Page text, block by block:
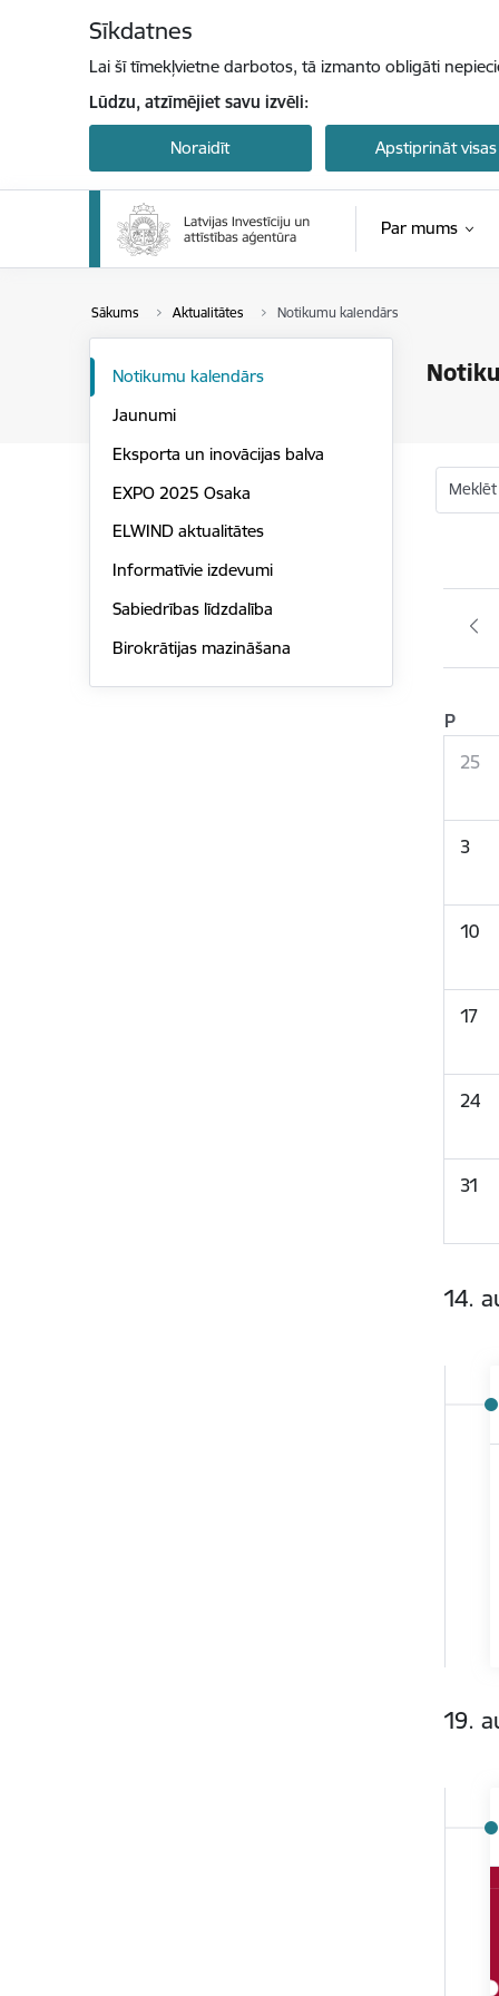
Sīkdatnes
Lai šī tīmekļvietne darbotos, tā izmanto obligāti
Lūdzu, atzīmējiet savu izvēli:
Noraidīt Apstiprināt visas
Par mums
Sākums Aktualitātes Notikumu kalendārs
Notikumu kalendārs
Jaunumi
Eksporta un inovācijas balva
EXPO 2025 Osaka
ELWIND aktualitātes
Informatīvie izdevumi
Sabiedrības līdzdalība
Birokrātijas mazināšana
P
25
3
10
17
24
31
14.
19.